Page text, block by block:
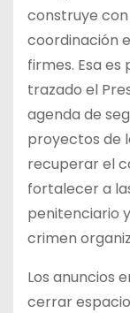
construye
coordinación
firmes. Esa
trazado el
agenda de
proyectos de
recuperar el
fortalecer a
penitenciario
crimen
Los anuncios
cerrar